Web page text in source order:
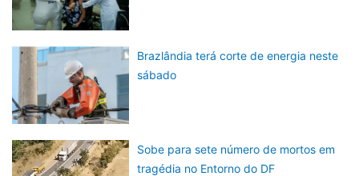
Brazlândia terá corte de energia neste
sábado
Sobe para sete número de mortos em
tragédia no Entorno do DF